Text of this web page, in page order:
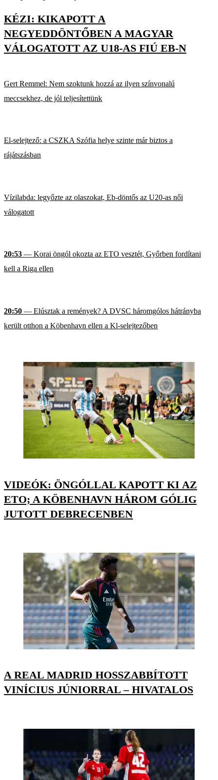
KÉZI: KIKAPOTT A
NEGYEDDÖNTŐBEN A MAGYAR
VÁLOGATOTT AZ U18-AS FIÚ EB-N
Gert Remmel: Nem szoktunk hozzá az ilyen színvonalú
meccsekhez, de jól teljesítettünk
El-selejtező: a CSZKA Szófia helye szinte már biztos a
rájátszásban
Vízilabda: legyőzte az olaszokat, Eb-döntős az U20-as női
válogatott
20:53 — Korai öngól okozta az ETO vesztét, Győrben fordítani
kell a Riga ellen
20:50 — Elúsztak a remények? A DVSC háromgólos hátrányba
került otthon a Köbenhavn ellen a Kl-selejtezőben
VIDEÓK: ÖNGÓLLAL KAPOTT KI AZ
ETO; A KÖBENHAVN HÁROM GÓLIG
JUTOTT DEBRECENBEN
A REAL MADRID HOSSZABBÍTOTT
VINÍCIUS JÚNIORRAL – HIVATALOS